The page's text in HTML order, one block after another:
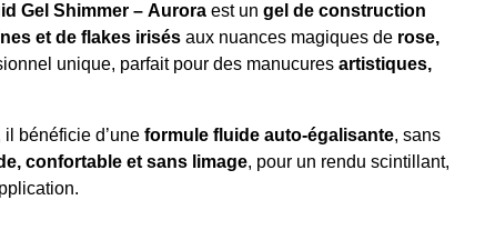
Gel Shimmer – Auroraest un gel de construction
et de flakes irisésaux nuances magiques de rose,
unique, parfait pour des manucures artistiques,
il bénéficie d’une formule fluide auto-égalisante, sans
confortable et sans limage, pour un rendu scintillant,